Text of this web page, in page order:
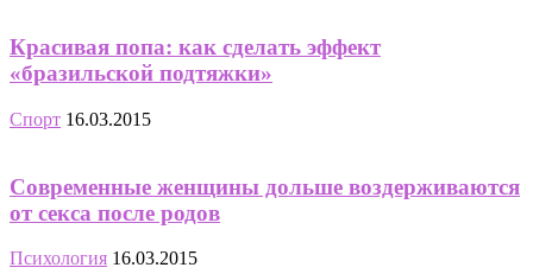
Красивая попа: как сделать эффект
«бразильской подтяжки»
Спорт 16.03.2015
Современные женщины дольше воздерживаются
от секса после родов
Психология 16.03.2015